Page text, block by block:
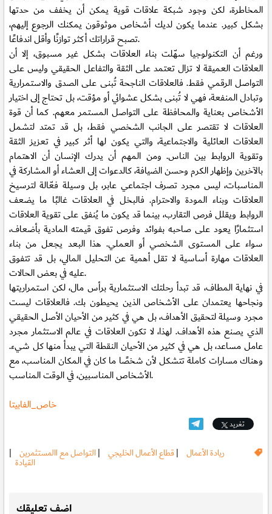
المخاطرة، لكن وجود شبكة علاقات قوية يمكن أن يخفف من حدتها
بشكل كبير. عندما يكون لديك أشخاص موثوقون يمكنك الرجوع إليهم،
تصبح قراراتك أكثر توازنًا وأقل اندفاعًا.
ورغم أن التكنولوجيا سهّلت بناء العلاقات بشكل غير مسبوق، إلا أن
العلاقات العميقة لا تزال تعتمد على الثقة والتفاعل الحقيقي وليس على
التواصل الرقمي فقط. فالعلاقات الناجحة تُبنى على الصدق والاستمرارية
وتبادل المنفعة، فهي لا تُبنى بشكل عشوائي أو مؤقت، بل تحتاج إلى اختيار
الأشخاص بعناية والمحافظة على التواصل المستمر معهم. كما أن قوة
العلاقات لا تقتصر على الجانب الشخصي فقط، بل قد تمتد لتشمل
العلاقات العائلية والاجتماعية، والتي يكون لها أثر كبير في تعزيز الثقة
وتقوية الروابط بين الناس. ومن المهم أن يدرك الإنسان أن الاهتمام
بالآخرين وإظهار الكرم وحسن الضيافة، كالدعوات إلى العشاء أو المشاركة في
المناسبات، ليس مجرد تصرف اجتماعي عابر، بل وسيلة فعّالة لترسيخ
العلاقات وبناء المودة والاحترام. فالبخل في العلاقات غالبًا ما يضعف
الروابط ويقلل فرص التقارب، بينما قد يكون ما يُنفق على تقوية العلاقات
استثمارًا يعود على صاحبه بفوائد وفرص تفوق قيمته المادية بأضعاف،
سواء على المستوى الشخصي أو العملي. هذا البعد يجعل من بناء
العلاقات مهارة أساسية لا تقل أهمية عن التحليل المالي، بل قد تتفوق
عليه في بعض الحالات.
في نهاية المطاف، قد تبدأ رحلتك الاستثمارية برأس مال، لكن استمراريتها
ونجاحها يعتمدان على الأشخاص الذين يحيطون بك. فالعلاقات ليست
مجرد وسيلة لتحقيق الأهداف، بل هي في كثير من الأحيان الأصل الحقيقي
الذي يصنع هذه الأهداف. لهذا، لا تكون العلاقات في عالم الاستثمار مجرد
عامل مساعد، بل هي في كثير من الأحيان النقطة التي يبدأ منها كل شيء.
وهناك مسارات كاملة تتشكل لأن شخصًا ما كان في المكان المناسب، مع
الأشخاص المناسبين، في الوقت المناسب.
خاص_الفابيتا
تغريد
ريادة الأعمال |قطاع الأعمال الخليجي | التواصل مع االمستثمرين |
القيادة
اضف تعليقك